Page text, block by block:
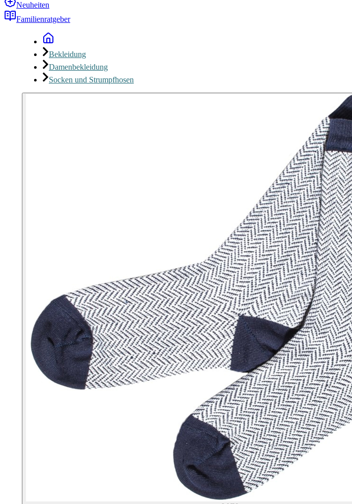
Neuheiten
Familienratgeber
Bekleidung
Damenbekleidung
Socken und Strumpfhosen